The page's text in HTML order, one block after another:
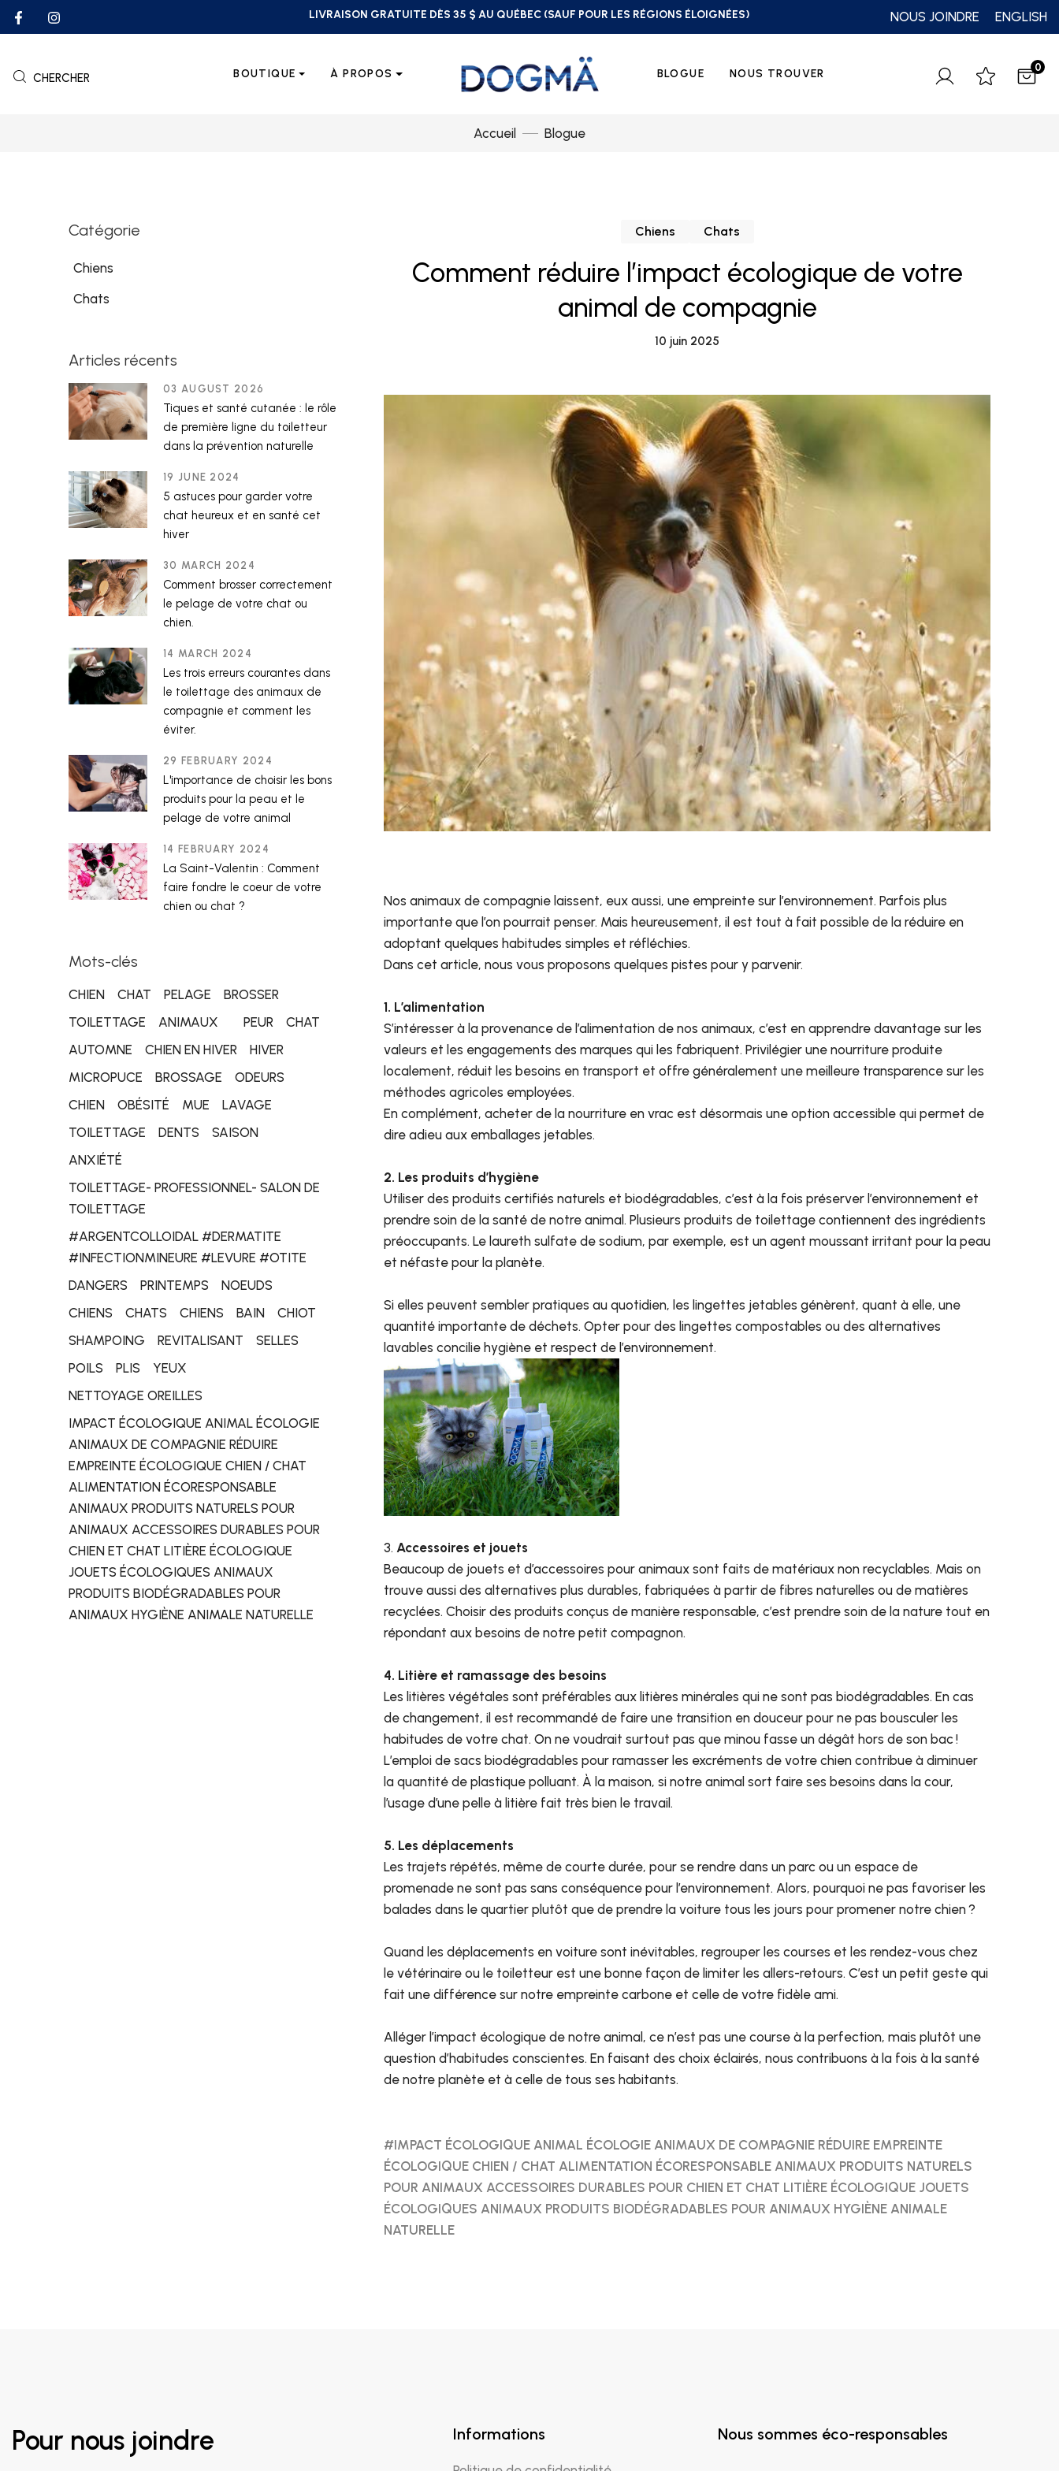
LIVRAISON GRATUITE DÈS 35 $ AU QUÉBEC (SAUF POUR LES RÉGIONS ÉLOIGNÉES) NOUS JOINDRE ENGLISH
CHERCHER BOUTIQUE À PROPOS BLOGUE NOUS TROUVER 0
Accueil Blogue
Catégorie
Chiens
Chats
Articles récents
03 AUGUST 2026
Tiques et santé cutanée : le rôle
de première ligne du toiletteur
dans la prévention naturelle
19 JUNE 2024
5 astuces pour garder votre
chat heureux et en santé cet
hiver
30 MARCH 2024
Comment brosser correctement
le pelage de votre chat ou
chien.
14 MARCH 2024
Les trois erreurs courantes dans
le toilettage des animaux de
compagnie et comment les
éviter.
29 FEBRUARY 2024
L'importance de choisir les bons
produits pour la peau et le
pelage de votre animal
14 FEBRUARY 2024
La Saint-Valentin : Comment
faire fondre le coeur de votre
chien ou chat ?
Mots-clés
CHIEN CHAT PELAGE
BROSSER
TOILETTAGE
ANIMAUX PEUR
CHAT
AUTOMNE
CHIEN EN HIVER
HIVER
MICROPUCE
BROSSAGE
ODEURS
CHIEN
OBÉSITÉ MUE
LAVAGE
TOILETTAGE
DENTS
SAISON
ANXIÉTÉ
TOILETTAGE- PROFESSIONNEL- SALON DE
TOILETTAGE
#ARGENTCOLLOIDAL #DERMATITE
#INFECTIONMINEURE #LEVURE #OTITE
DANGERS
PRINTEMPS
NOEUDS
CHIENS
CHATS CHIENS BAIN
CHIOT
SHAMPOING
REVITALISANT
SELLES
POILS
PLIS
YEUX
NETTOYAGE OREILLES
IMPACT ÉCOLOGIQUE ANIMAL ÉCOLOGIE
ANIMAUX DE COMPAGNIE RÉDUIRE
EMPREINTE ÉCOLOGIQUE CHIEN / CHAT
ALIMENTATION ÉCORESPONSABLE
ANIMAUX PRODUITS NATURELS POUR
ANIMAUX ACCESSOIRES DURABLES POUR
CHIEN ET CHAT LITIÈRE ÉCOLOGIQUE
JOUETS ÉCOLOGIQUES ANIMAUX
PRODUITS BIODÉGRADABLES POUR
ANIMAUX HYGIÈNE ANIMALE NATURELLE
Chiens Chats
Comment réduire l’impact écologique de votre
animal de compagnie
10 juin 2025
Nos animaux de compagnie laissent, eux aussi, une empreinte sur l’environnement. Parfois plus
importante que l’on pourrait penser. Mais heureusement, il est tout à fait possible de la réduire en
adoptant quelques habitudes simples et réfléchies.
Dans cet article, nous vous proposons quelques pistes pour y parvenir.
1. L’alimentation
S’intéresser à la provenance de l’alimentation de nos animaux, c’est en apprendre davantage sur les
valeurs et les engagements des marques qui les fabriquent. Privilégier une nourriture produite
localement, réduit les besoins en transport et offre généralement une meilleure transparence sur les
méthodes agricoles employées.
En complément, acheter de la nourriture en vrac est désormais une option accessible qui permet de
dire adieu aux emballages jetables.
2. Les produits d’hygiène
Utiliser des produits certifiés naturels et biodégradables, c’est à la fois préserver l’environnement et
prendre soin de la santé de notre animal. Plusieurs produits de toilettage contiennent des ingrédients
préoccupants. Le laureth sulfate de sodium, par exemple, est un agent moussant irritant pour la peau
et néfaste pour la planète.
Si elles peuvent sembler pratiques au quotidien, les lingettes jetables génèrent, quant à elle, une
quantité importante de déchets. Opter pour des lingettes compostables ou des alternatives
lavables concilie hygiène et respect de l’environnement.
3. Accessoires et jouets
Beaucoup de jouets et d’accessoires pour animaux sont faits de matériaux non recyclables. Mais on
trouve aussi des alternatives plus durables, fabriquées à partir de fibres naturelles ou de matières
recyclées. Choisir des produits conçus de manière responsable, c’est prendre soin de la nature tout en
répondant aux besoins de notre petit compagnon.
4. Litière et ramassage des besoins
Les litières végétales sont préférables aux litières minérales qui ne sont pas biodégradables. En cas
de changement, il est recommandé de faire une transition en douceur pour ne pas bousculer les
habitudes de votre chat. On ne voudrait surtout pas que minou fasse un dégât hors de son bac !
L’emploi de sacs biodégradables pour ramasser les excréments de votre chien contribue à diminuer
la quantité de plastique polluant. À la maison, si notre animal sort faire ses besoins dans la cour,
l’usage d’une pelle à litière fait très bien le travail.
5. Les déplacements
Les trajets répétés, même de courte durée, pour se rendre dans un parc ou un espace de
promenade ne sont pas sans conséquence pour l’environnement. Alors, pourquoi ne pas favoriser les
balades dans le quartier plutôt que de prendre la voiture tous les jours pour promener notre chien ?
Quand les déplacements en voiture sont inévitables, regrouper les courses et les rendez-vous chez
le vétérinaire ou le toiletteur est une bonne façon de limiter les allers-retours. C’est un petit geste qui
fait une différence sur notre empreinte carbone et celle de votre fidèle ami.
Alléger l’impact écologique de notre animal, ce n’est pas une course à la perfection, mais plutôt une
question d’habitudes conscientes. En faisant des choix éclairés, nous contribuons à la fois à la santé
de notre planète et à celle de tous ses habitants.
#IMPACT ÉCOLOGIQUE ANIMAL ÉCOLOGIE ANIMAUX DE COMPAGNIE RÉDUIRE EMPREINTE
ÉCOLOGIQUE CHIEN / CHAT ALIMENTATION ÉCORESPONSABLE ANIMAUX PRODUITS NATURELS
POUR ANIMAUX ACCESSOIRES DURABLES POUR CHIEN ET CHAT LITIÈRE ÉCOLOGIQUE JOUETS
ÉCOLOGIQUES ANIMAUX PRODUITS BIODÉGRADABLES POUR ANIMAUX HYGIÈNE ANIMALE
NATURELLE
Pour nous joindre Informations Nous sommes éco-responsables